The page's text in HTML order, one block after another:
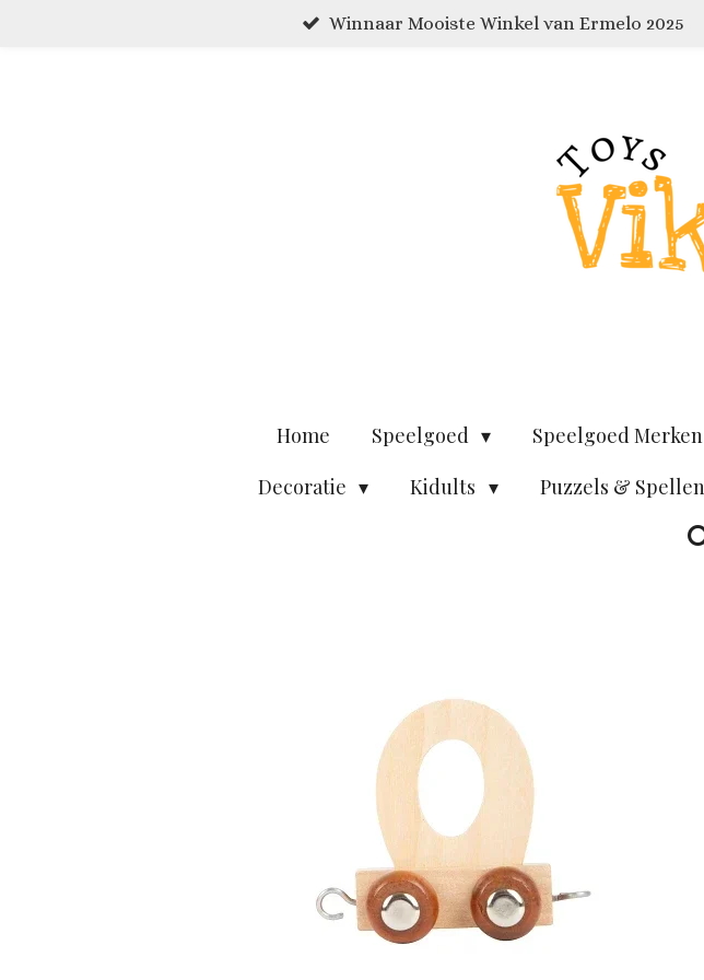
Winnaar Mooiste Winkel van Ermelo 2025
Home Speelgoed Speelgoed Merken
Decoratie
Kidults Puzzels & Spellen